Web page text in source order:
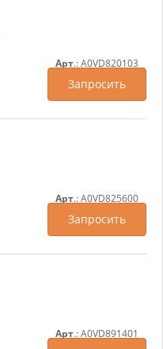
Арт.: A0VD820103
Запросить
Арт.: A0VD825600
Запросить
Арт.: A0VD891401